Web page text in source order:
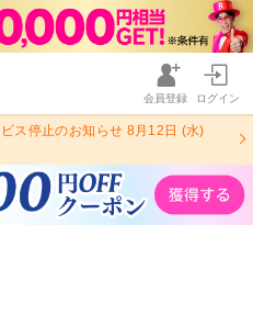
会員登録 ログイン
ス停止のお知らせ 8月12日 (水)